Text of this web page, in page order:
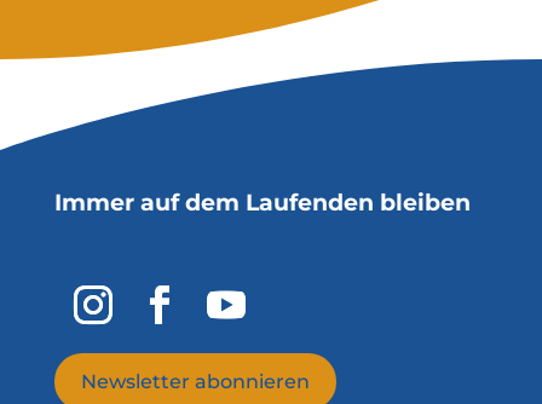
Immer auf dem Laufenden bleiben
Newsletter abonnieren